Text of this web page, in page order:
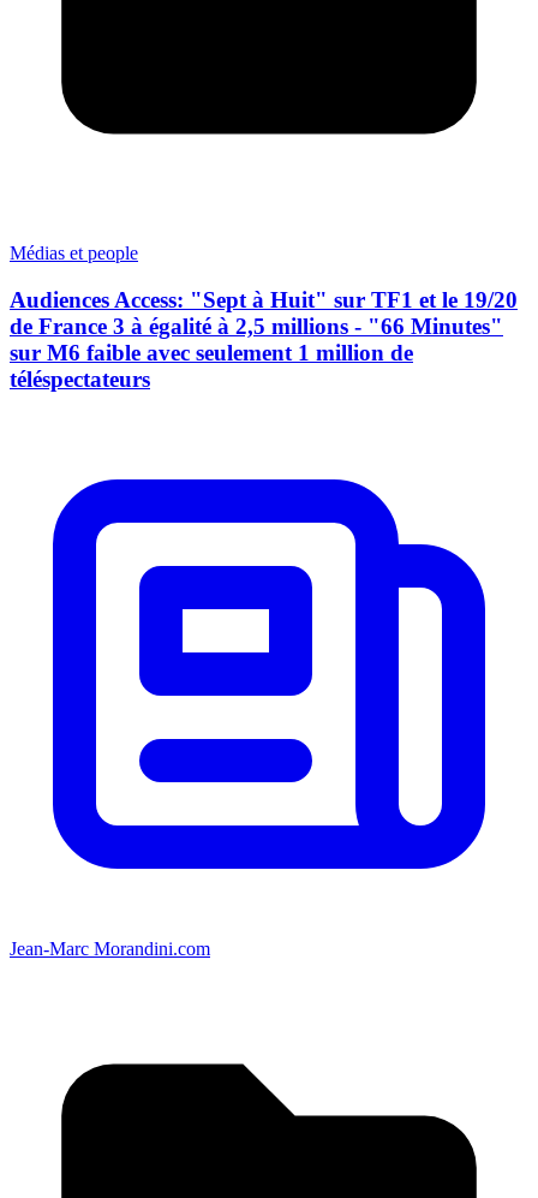
Médias et people
Audiences Access: "Sept à Huit" sur TF1 et le 19/20
de France 3 à égalité à 2,5 millions - "66 Minutes"
sur M6 faible avec seulement 1 million de
téléspectateurs
Jean-Marc Morandini.com